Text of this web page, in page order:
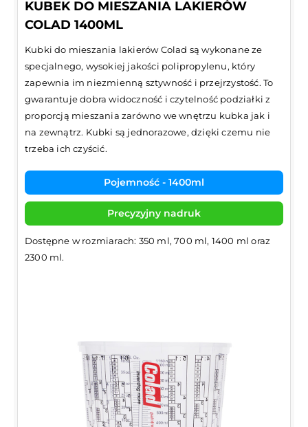
KUBEK DO MIESZANIA LAKIERÓW
COLAD 1400ML
Kubki do mieszania lakierów Colad są wykonane ze
specjalnego, wysokiej jakości polipropylenu, który
zapewnia im niezmienną sztywność i przejrzystość. To
gwarantuje dobra widoczność i czytelność podziałki z
proporcją mieszania zarówno we wnętrzu kubka jak i
na zewnątrz. Kubki są jednorazowe, dzięki czemu nie
trzeba ich czyścić.
Pojemność - 1400ml
Precyzyjny nadruk
Dostępne w rozmiarach: 350 ml, 700 ml, 1400 ml oraz
2300 ml.